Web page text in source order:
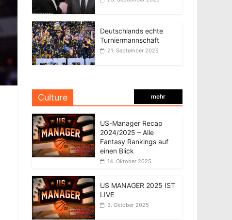
Deutschlands echte
Turniermannschaft
21. September 2025
Culture mehr
US-Manager Recap
2024/2025 – Alle
Fantasy Rankings auf
einen Blick
14. Oktober 2025
US MANAGER 2025 IST
LIVE
3. Oktober 2025